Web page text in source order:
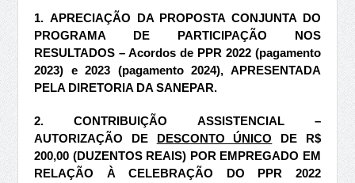
1.APRECIAÇÃO DA PROPOSTA CONJUNTA DO
PROGRAMA DE PARTICIPAÇÃO NOS
RESULTADOS – Acordos de PPR 2022 (pagamento
2023) e 2023 (pagamento 2024), APRESENTADA
PELA DIRETORIA DA SANEPAR.
2.CONTRIBUIÇÃO ASSISTENCIAL –
AUTORIZAÇÃO DE DESCONTO ÚNICO DE R$
200,00 (DUZENTOS REAIS) POR EMPREGADO EM
RELAÇÃO À CELEBRAÇÃO DO PPR 2022